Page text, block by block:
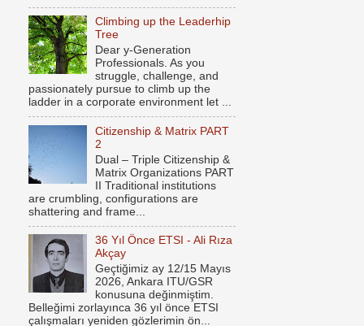
Climbing up the Leaderhip
Tree
Dear y-Generation
Professionals. As you
struggle, challenge, and
passionately pursue to climb up the
ladder in a corporate environment let ...
Citizenship & Matrix PART
2
Dual – Triple Citizenship &
Matrix Organizations PART
II Traditional institutions
are crumbling, configurations are
shattering and frame...
36 Yıl Önce ETSI - Ali Rıza
Akçay
Geçtiğimiz ay 12/15 Mayıs
2026, Ankara ITU/GSR
konusuna değinmiştim.
Belleğimi zorlayınca 36 yıl önce ETSI
çalışmaları yeniden gözlerimin ön...